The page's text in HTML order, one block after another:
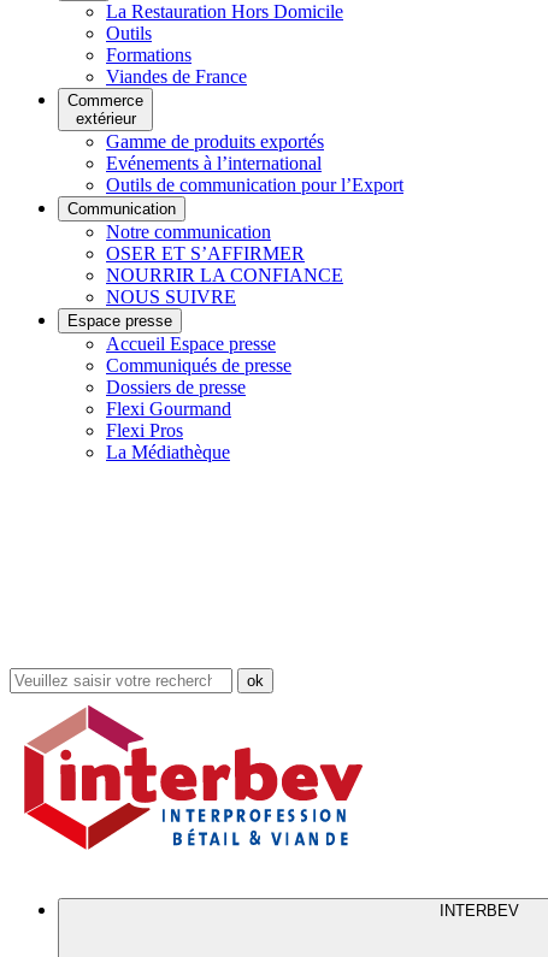
La Restauration Hors Domicile
Outils
Formations
Viandes de France
Commerce
extérieur
Gamme de produits exportés
Evénements à l’international
Outils de communication pour l’Export
Communication
Notre communication
OSER ET S’AFFIRMER
NOURRIR LA CONFIANCE
NOUS SUIVRE
Espace presse
Accueil Espace presse
Communiqués de presse
Dossiers de presse
Flexi Gourmand
Flexi Pros
La Médiathèque
Rechercher
dans
site
INTERBEV